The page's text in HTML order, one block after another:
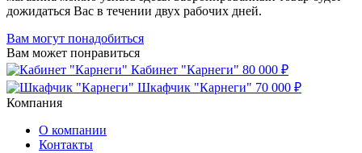
дожидаться Вас в течении двух рабочих дней.
Вам могут понадобиться
Вам может понравиться
Кабинет "Карнеги" 80 000 ₽
Шкафчик "Карнеги" 70 000 ₽
Компания
О компании
Контакты